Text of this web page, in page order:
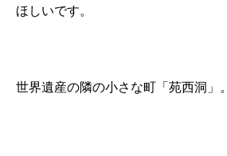
ほしいです。
世界遺産の隣の小さな町「苑西洞」。